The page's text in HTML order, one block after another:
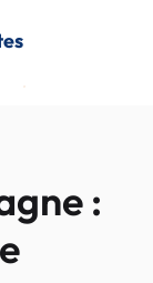
: